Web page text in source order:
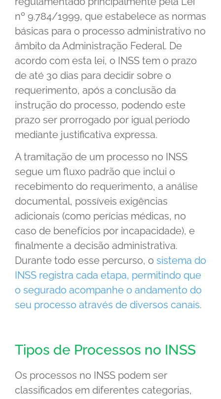
nº 9.784/1999, que estabelece as normas
básicas para o processo administrativo no
âmbito da Administração Federal. De
acordo com esta lei, o INSS tem o prazo
de até 30 dias para decidir sobre o
requerimento, após a conclusão da
instrução do processo, podendo este
prazo ser prorrogado por igual período
mediante justificativa expressa.
A tramitação de um processo no INSS
segue um fluxo padrão que inclui o
recebimento do requerimento, a análise
documental, possíveis exigências
adicionais (como perícias médicas, no
caso de benefícios por incapacidade), e
finalmente a decisão administrativa.
Durante todo esse percurso, o sistema do
INSS registra cada etapa, permitindo que
o segurado acompanhe o andamento do
seu processo através de diversos canais.
Tipos de Processos no INSS
Os processos no INSS podem ser
classificados em diferentes categorias,